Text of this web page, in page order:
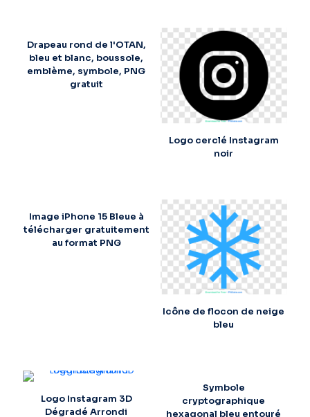
Drapeau rond de l'OTAN,
bleu et blanc, boussole,
emblème, symbole, PNG
gratuit
Logo cerclé Instagram
noir
Image iPhone 15 Bleue à
télécharger gratuitement
au format PNG
Icône de flocon de neige
bleu
Logo Instagram 3D
Dégradé Arrondi
Symbole
cryptographique
hexagonal bleu entouré